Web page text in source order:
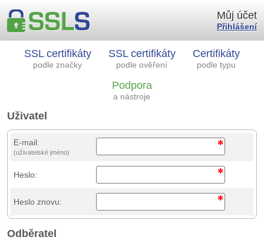
SSL certifikáty
podle značky
SSL certifikáty
podle ověření
Certifikáty
podle typu
Podpora
a nástroje
Můj účet
Přihlášení
Uživatel
E-mail:
(uživatelské jméno)
Heslo:
Heslo znovu:
Odběratel